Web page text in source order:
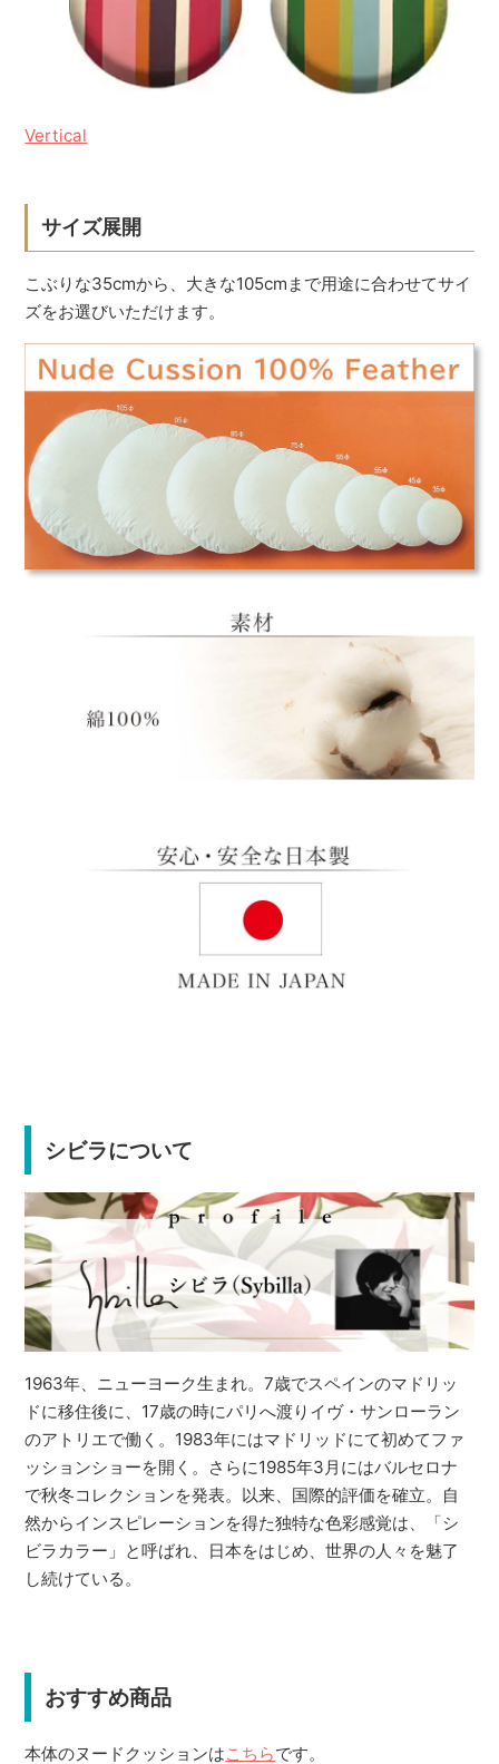
Vertical
サイズ展開
こぶりな35cmから、大きな105cmまで用途に合わせてサイ
ズをお選びいただけます。
シビラについて
1963年、ニューヨーク生まれ。7歳でスペインのマドリッ
ドに移住後に、17歳の時にパリへ渡りイヴ・サンローラン
のアトリエで働く。1983年にはマドリッドにて初めてファ
ッションショーを開く。さらに1985年3月にはバルセロナ
で秋冬コレクションを発表。以来、国際的評価を確立。自
然からインスピレーションを得た独特な色彩感覚は、「シ
ビラカラー」と呼ばれ、日本をはじめ、世界の人々を魅了
し続けている。
おすすめ商品
本体のヌードクッションはこちらです。